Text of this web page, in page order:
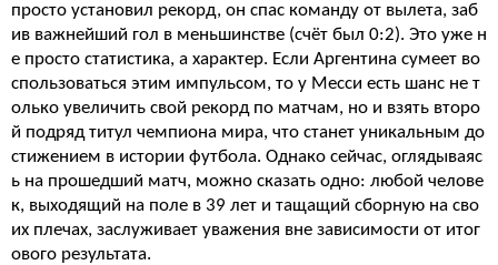
просто установил рекорд, он спас команду от вылета, заб
ив важнейший гол в меньшинстве (счёт был 0:2). Это уже н
е просто статистика, а характер. Если Аргентина сумеет во
спользоваться этим импульсом, то у Месси есть шанс не т
олько увеличить свой рекорд по матчам, но и взять второ
й подряд титул чемпиона мира, что станет уникальным до
стижением в истории футбола. Однако сейчас, оглядываяс
ь на прошедший матч, можно сказать одно: любой челове
к, выходящий на поле в 39 лет и тащащий сборную на сво
их плечах, заслуживает уважения вне зависимости от итог
ового результата.